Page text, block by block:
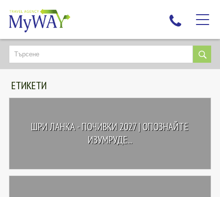
НАЙ-ТЪРСЕНИ
ДЕСТИНАЦИИ
ЕКЗОТИЧНИ ПОЧИВКИ
ЛЮБОПИТНО
ЕТИКЕТИ
ШРИ ЛАНКА - ПОЧИВКИ 2027 | ОПОЗНАЙТЕ
ИЗУМРУДЕ...